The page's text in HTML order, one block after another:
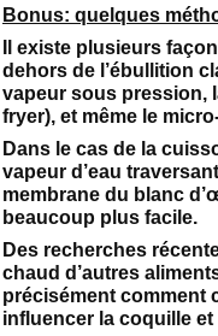
Bonus: quelques
Il existe plusieurs
dehors de l’ébullition
vapeur sous pression,
fryer), et même le
Dans le cas de la
vapeur d’eau
membrane du blanc
beaucoup plus facile.
Des recherches
chaud d’autres
précisément comment
influencer la coquille